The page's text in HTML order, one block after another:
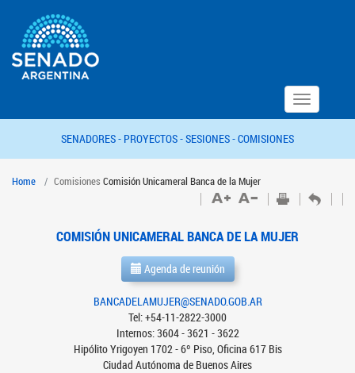
Toggle
navigation
SENADORES - PROYECTOS -SESIONES -COMISIONES
Home Comisiones Comisión Unicameral Banca de la Mujer
COMISIÓN UNICAMERAL BANCA DE LA MUJER
Agenda de reunión
BANCADELAMUJER@SENADO.GOB.AR
Tel: +54-11-2822-3000
Internos: 3604 - 3621 - 3622
Hipólito Yrigoyen 1702 - 6º Piso, Oficina 617 Bis
Ciudad Autónoma de Buenos Aires